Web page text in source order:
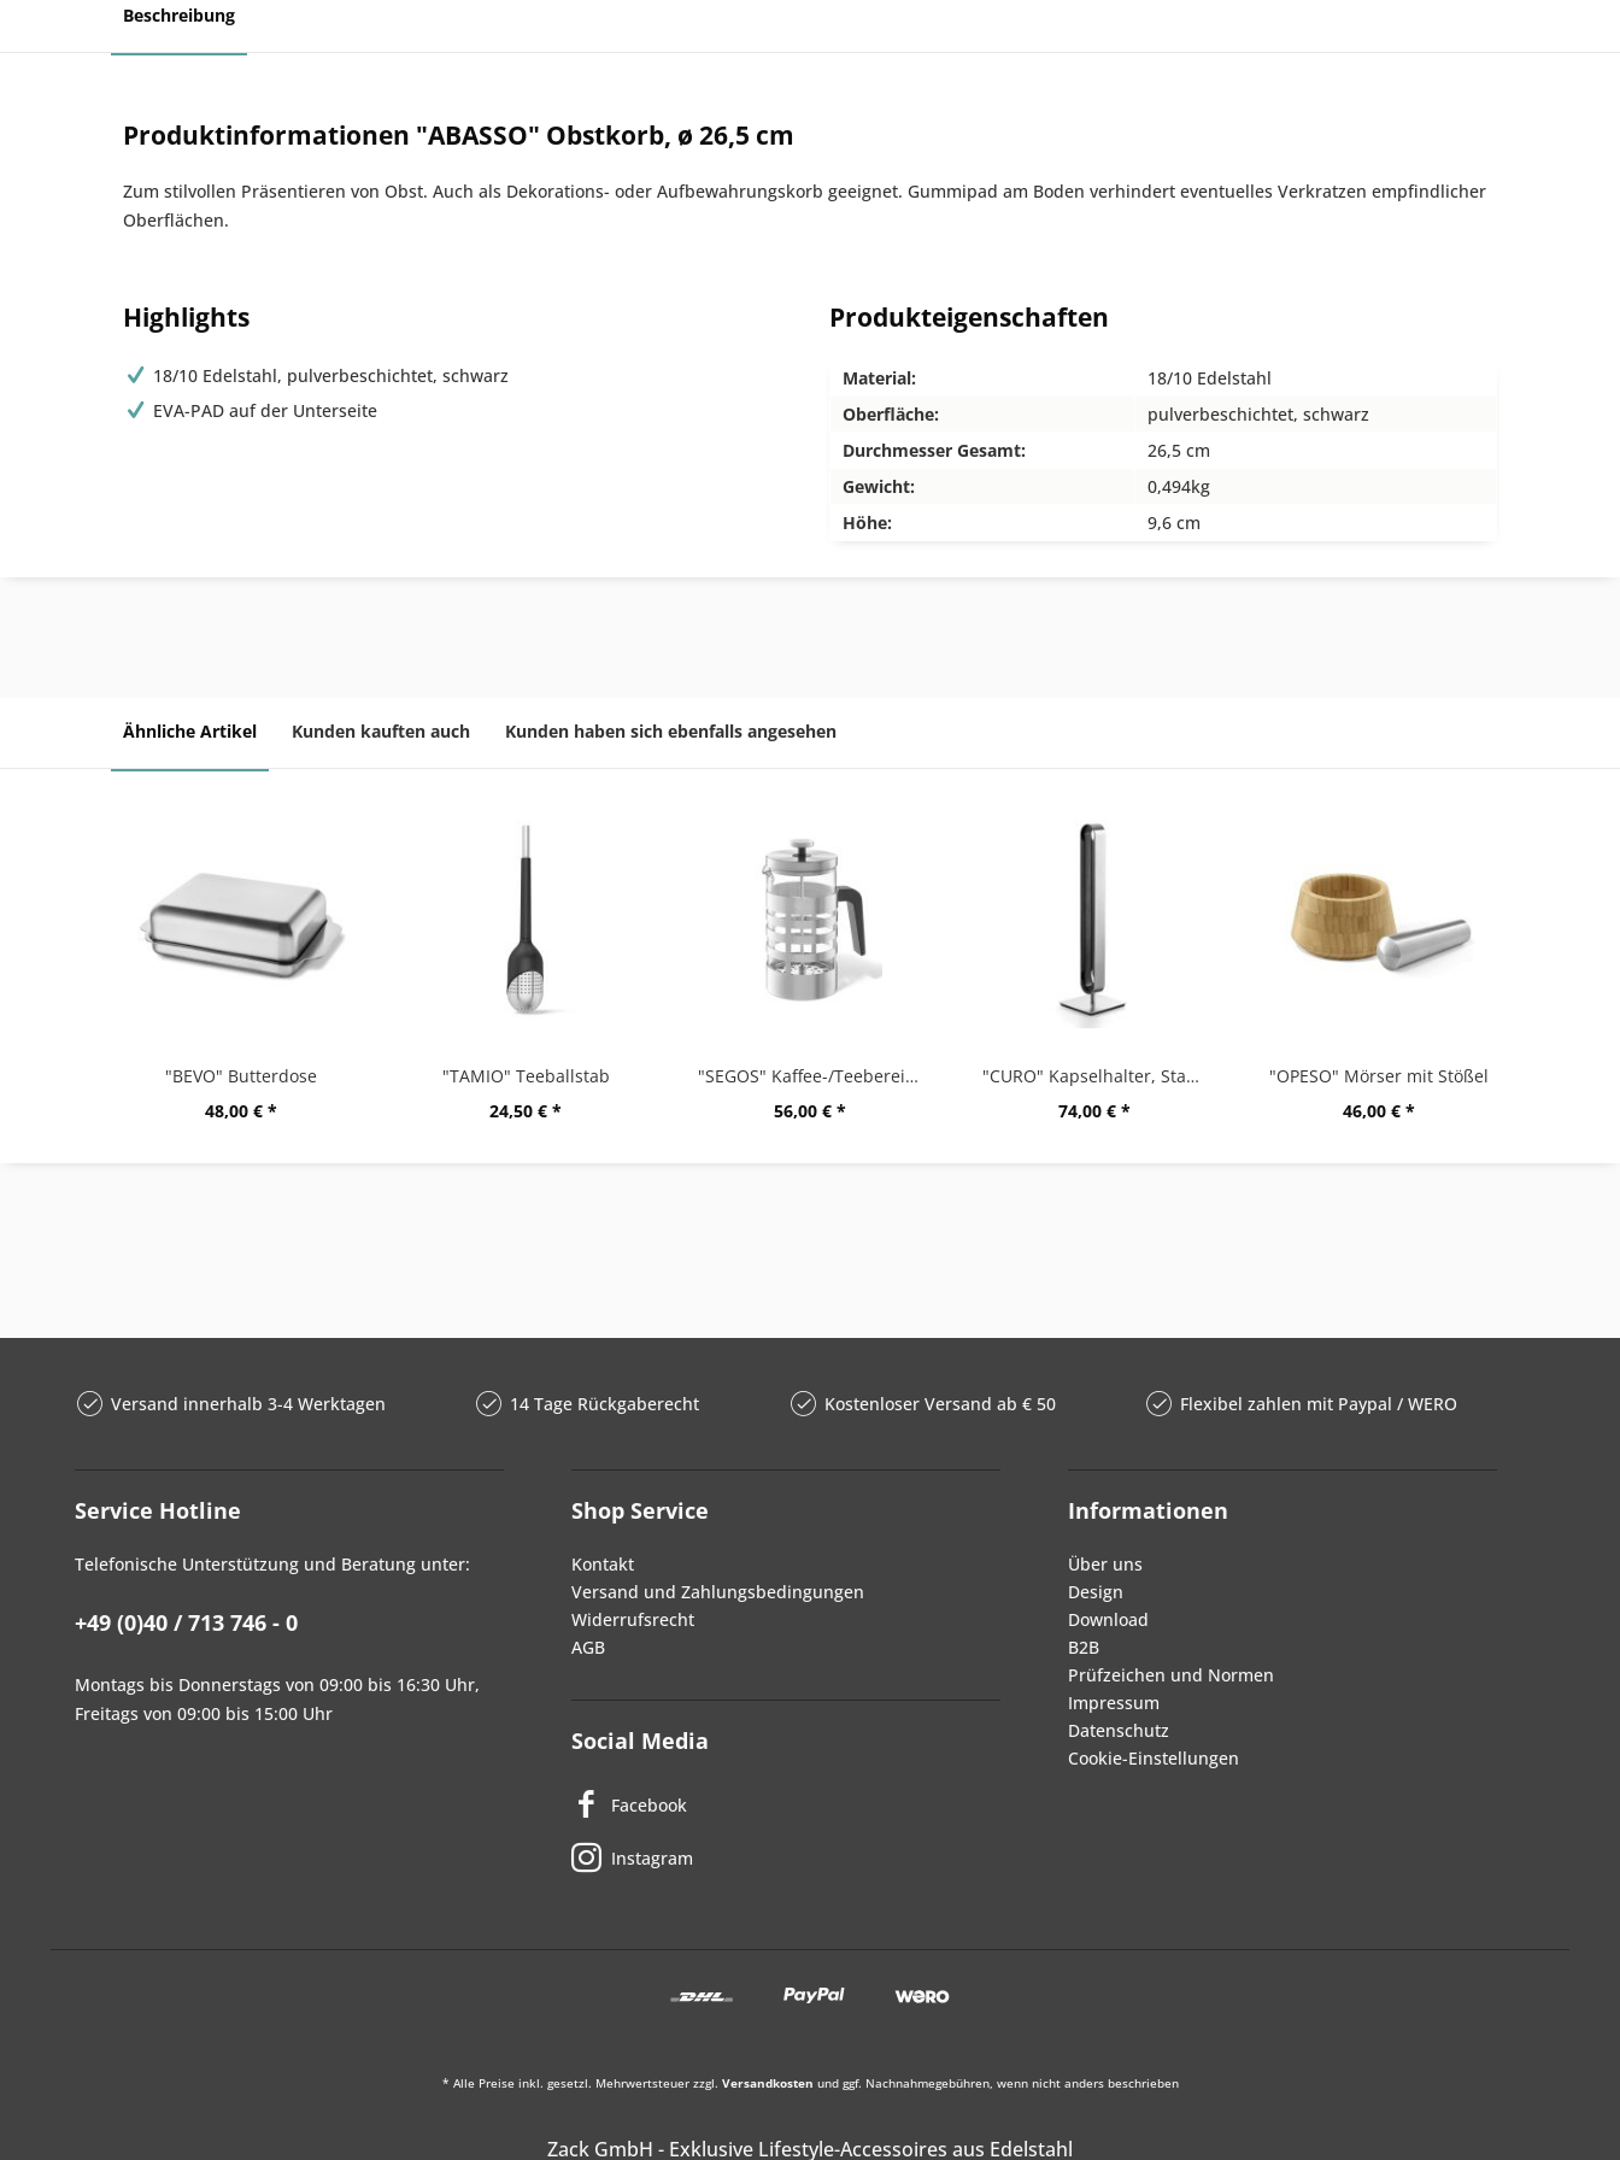
Beschreibung
Produktinformationen "ABASSO" Obstkorb, ø 26,5 cm
Zum stilvollen Präsentieren von Obst. Auch als Dekorations- oder Aufbewahrungskorb geeignet. Gummipad am Boden verhindert eventuelles Verkratzen empfindlicher
Oberflächen.
Highlights
18/10 Edelstahl, pulverbeschichtet, schwarz
EVA-PAD auf der Unterseite
Produkteigenschaften
Material:
18/10 Edelstahl
Oberfläche:
pulverbeschichtet, schwarz
Durchmesser Gesamt:
26,5 cm
Gewicht:
0,494kg
Höhe:
9,6 cm
Ähnliche Artikel Kunden kauften auch Kunden haben sich ebenfalls angesehen
"BEVO" Butterdose
48,00 € *
"TAMIO" Teeballstab
24,50 € *
"SEGOS" Kaffee-/Teebereiter
56,00 € *
"CURO" Kapselhalter, Stand
74,00 € *
"OPESO" Mörser mit Stößel
46,00 € *
Versand innerhalb 3-4 Werktagen 14 Tage Rückgaberecht Kostenloser Versand ab € 50 Flexibel zahlen mit Paypal / WERO
Service Hotline
Telefonische Unterstützung und Beratung unter:
+49 (0)40 / 713 746 - 0
Montags bis Donnerstags von 09:00 bis 16:30 Uhr,
Freitags von 09:00 bis 15:00 Uhr
Shop Service
Kontakt
Versand und Zahlungsbedingungen
Widerrufsrecht
AGB
Social Media
Facebook
Instagram
Informationen
Über uns
Design
Download
B2B
Prüfzeichen und Normen
Impressum
Datenschutz
Cookie-Einstellungen
* Alle Preise inkl. gesetzl. Mehrwertsteuer zzgl. Versandkosten und ggf. Nachnahmegebühren, wenn nicht anders beschrieben
Zack GmbH - Exklusive Lifestyle-Accessoires aus Edelstahl